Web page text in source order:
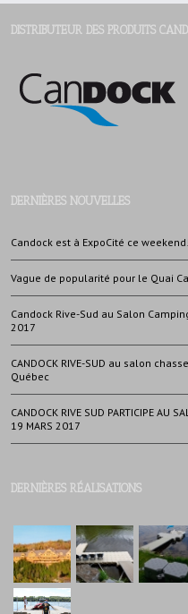
DISTRIBUTEUR DES PRODUITS
DERNIÈRES NOUVELLES
Candock est à ExpoCité ce weekend!
Vague de popularité pour le Quai
Candock Rive-Sud au Salon
2017
CANDOCK RIVE-SUD au salon
Québec
CANDOCK RIVE SUD PARTICIPE AU
19 MARS 2017
DERNIÈRES RÉALISATIONS